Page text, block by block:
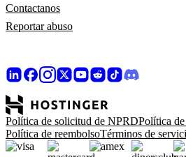
Contactanos
Reportar abuso
Política de solicitud de NPRDPolítica
Política de reembolsoTérminos de